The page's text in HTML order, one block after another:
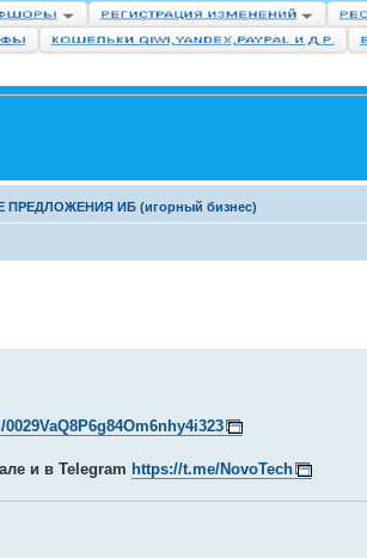
ИБ (игорный бизнес)
и в Telegram https://t.me/NovoTech